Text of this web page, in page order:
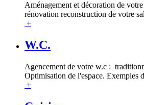
Aménagement et décoration de
rénovation reconstruction de votre
+
W.C.
Agencement de votre w.c :
Optimisation de l'espace. Exemples
+